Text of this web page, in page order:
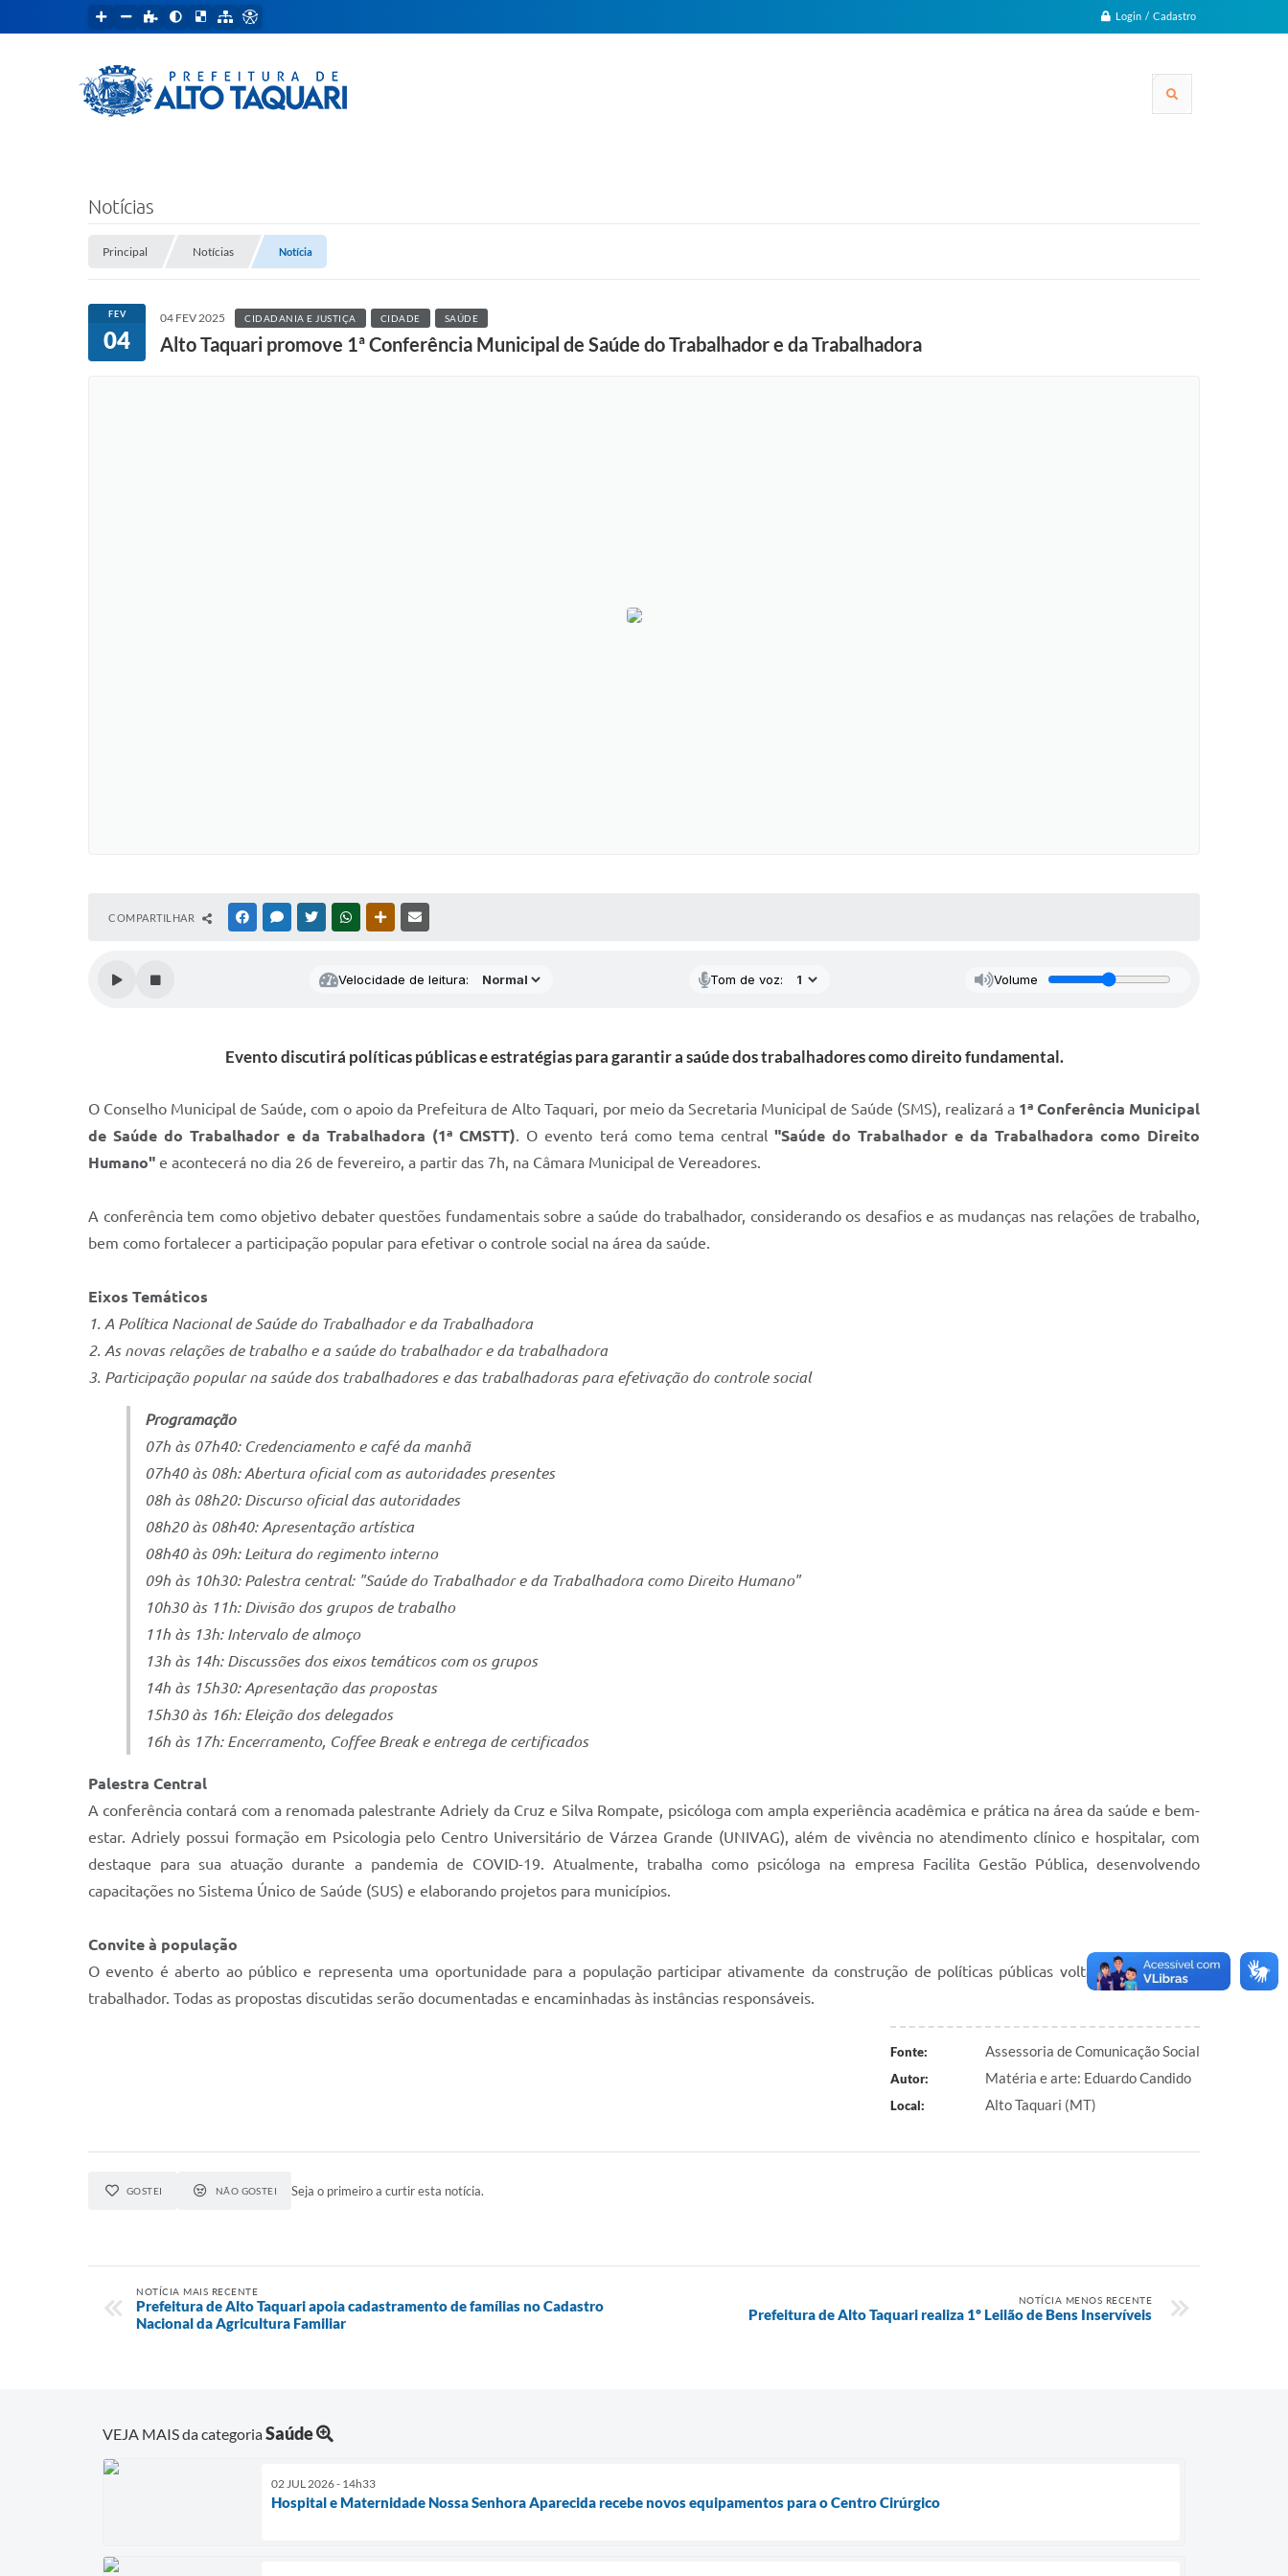
Login / Cadastro
Notícias
Principal Notícias Notícia
FEV
04
04 FEV 2025 CIDADANIA E JUSTIÇA CIDADE SAÚDE
Alto Taquari promove 1ª Conferência Municipal de Saúde do Trabalhador e da Trabalhadora
COMPARTILHAR FACEBOOKMESSENGER
TWITTERWHATSAPPOUTRAS MÍDIAS
Velocidade de leitura: Tom de voz: Volume
Evento discutirá políticas públicas e estratégias para garantir a saúde dos trabalhadores como direito fundamental.
O Conselho Municipal de Saúde, com o apoio da Prefeitura de Alto Taquari, por meio da Secretaria Municipal de Saúde (SMS), realizará a 1ª Conferência Municipal
de Saúde do Trabalhador e da Trabalhadora (1ª CMSTT). O evento terá como tema central "Saúde do Trabalhador e da Trabalhadora como Direito
Humano" e acontecerá no dia 26 de fevereiro, a partir das 7h, na Câmara Municipal de Vereadores.
A conferência tem como objetivo debater questões fundamentais sobre a saúde do trabalhador, considerando os desafios e as mudanças nas relações de trabalho,
bem como fortalecer a participação popular para efetivar o controle social na área da saúde.
Eixos Temáticos
1. A Política Nacional de Saúde do Trabalhador e da Trabalhadora
2. As novas relações de trabalho e a saúde do trabalhador e da trabalhadora
3. Participação popular na saúde dos trabalhadores e das trabalhadoras para efetivação do controle social
Programação
07h às 07h40: Credenciamento e café da manhã
07h40 às 08h: Abertura oficial com as autoridades presentes
08h às 08h20: Discurso oficial das autoridades
08h20 às 08h40: Apresentação artística
08h40 às 09h: Leitura do regimento interno
09h às 10h30: Palestra central: "Saúde do Trabalhador e da Trabalhadora como Direito Humano"
10h30 às 11h: Divisão dos grupos de trabalho
11h às 13h: Intervalo de almoço
13h às 14h: Discussões dos eixos temáticos com os grupos
14h às 15h30: Apresentação das propostas
15h30 às 16h: Eleição dos delegados
16h às 17h: Encerramento, Coffee Break e entrega de certificados
Palestra Central
A conferência contará com a renomada palestrante Adriely da Cruz e Silva Rompate, psicóloga com ampla experiência acadêmica e prática na área da saúde e bem-
estar. Adriely possui formação em Psicologia pelo Centro Universitário de Várzea Grande (UNIVAG), além de vivência no atendimento clínico e hospitalar, com
destaque para sua atuação durante a pandemia de COVID-19. Atualmente, trabalha como psicóloga na empresa Facilita Gestão Pública, desenvolvendo
capacitações no Sistema Único de Saúde (SUS) e elaborando projetos para municípios.
Convite à população
O evento é aberto ao público e representa uma oportunidade para a população participar ativamente da construção de políticas públicas voltadas à saúde do
trabalhador. Todas as propostas discutidas serão documentadas e encaminhadas às instâncias responsáveis.
Fonte: Assessoria de Comunicação Social
Autor: Matéria e arte: Eduardo Candido
Local: Alto Taquari (MT)
GOSTEI NÃO GOSTEI Seja o primeiro a curtir esta notícia.
NOTÍCIA MAIS RECENTE
Prefeitura de Alto Taquari apoia cadastramento de famílias no Cadastro
Nacional da Agricultura Familiar
NOTÍCIA MENOS RECENTE
Prefeitura de Alto Taquari realiza 1º Leilão de Bens Inservíveis
VEJA MAIS da categoriaSaúde
02 JUL 2026 - 14h33
Hospital e Maternidade Nossa Senhora Aparecida recebe novos equipamentos para o Centro Cirúrgico